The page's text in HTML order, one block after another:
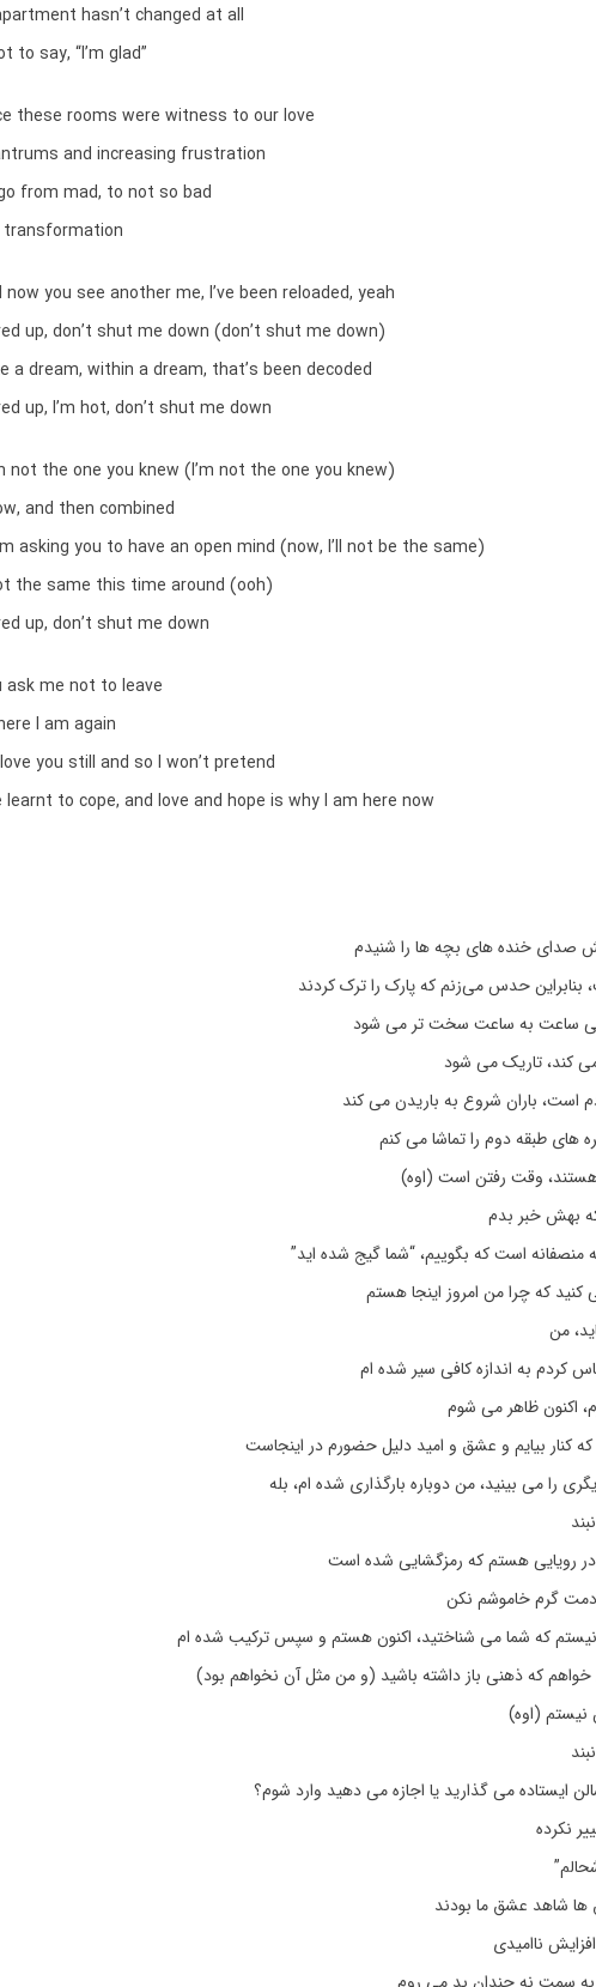
hasn’t changed at all
to say, “I’m glad”
these rooms were witness to our love
and increasing frustration
from mad, to not so bad
transformation
now you see another me, I’ve been reloaded, yeah
up, don’t shut me down (don’t shut me down)
a dream, within a dream, that’s been decoded
up, I’m hot, don’t shut me down
not the one you knew (I’m not the one you knew)
and then combined
asking you to have an open mind (now, I’ll not be the same)
the same this time around (ooh)
up, don’t shut me down
ask me not to leave
I am again
you still and so I won’t pretend
learnt to cope, and love and hope is why I am here now
خنده های بچه ها را شنیدم
بنابراین حدس می‌زنم که پارک را ترک کردند
ساعت به ساعت سخت تر می شود
کند، تاریک می شود
است، باران شروع به باریدن می کند
های طبقه دوم را تماشا می کنم
وقت رفتن است (اوه)
بهش خبر بدم
است که بگوییم، “شما گیج شده اید”
که چرا من امروز اینجا هستم
من
کردم به اندازه کافی سیر شده ام
اکنون ظاهر می شوم
که کنار بیایم و عشق و امید دلیل حضورم در اینجاست
را می بینید، من دوباره بارگذاری شده ام، بله
رویایی هستم که رمزگشایی شده است
گرم خاموشم نکن
که شما می شناختید، اکنون هستم و سپس ترکیب شده ام
که ذهنی باز داشته باشید (و من مثل آن نخواهم بود)
نیستم (اوه)
ایستاده می گذارید یا اجازه می دهید وارد شوم؟
نکرده
ها شاهد عشق ما بودند
ناامیدی